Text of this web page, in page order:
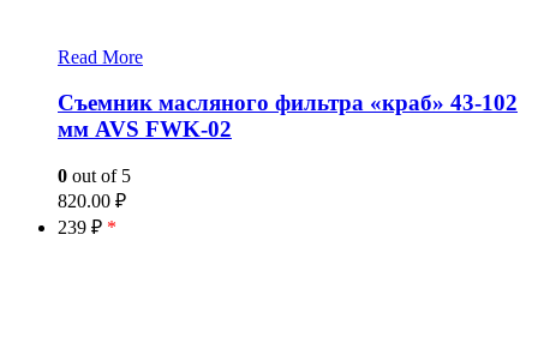
Read More
Съемник масляного фильтра «краб» 43-102
мм AVS FWK-02
0 out of 5
820.00 ₽
239 ₽ *